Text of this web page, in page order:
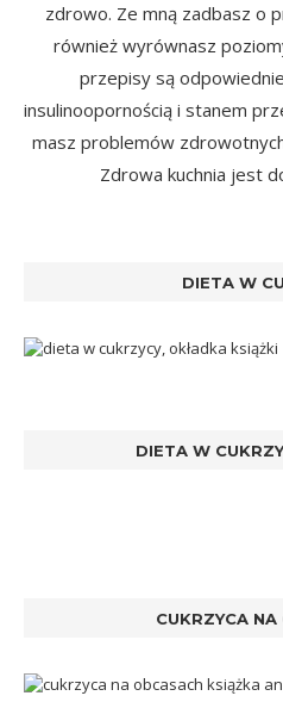
zdrowo. Ze mną zadbasz o
również wyrównasz
przepisy są
insulinoopornością i stanem
masz problemów
Zdrowa kuchnia jest
DIETA W
DIETA W
CUKRZYCA NA